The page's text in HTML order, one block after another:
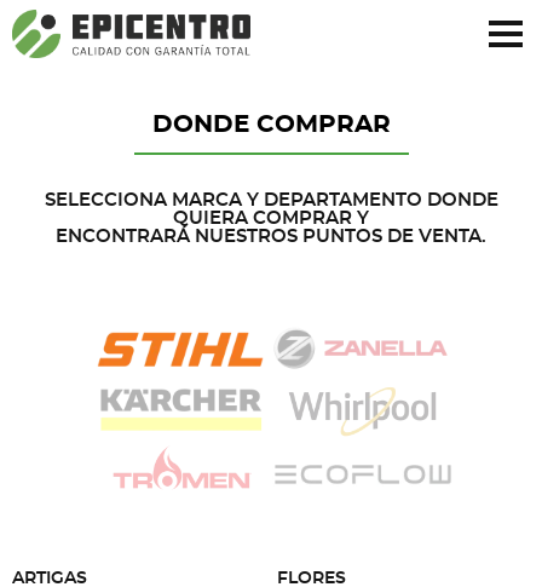
¿Olvidó su contraseña?Regístrese aquí
DONDE COMPRAR
SELECCIONA MARCA Y DEPARTAMENTO DONDE
QUIERA COMPRAR Y
ENCONTRARÁ NUESTROS PUNTOS DE VENTA.
ARTIGAS
FLORES